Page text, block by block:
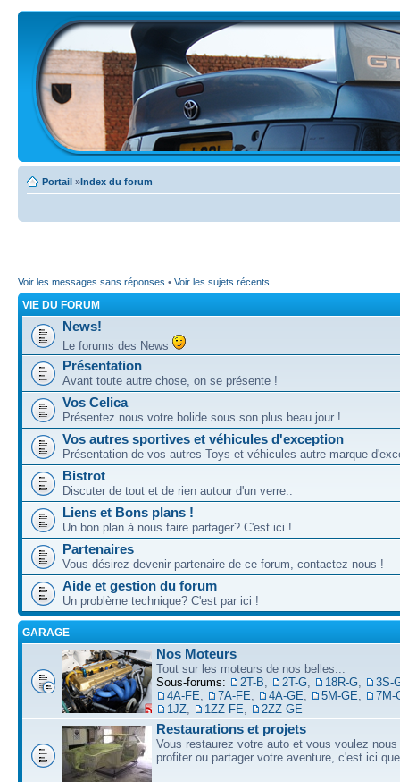
Portail »Index du forum
Voir les messages sans réponses • Voir les sujets récents
VIE DU FORUM
News!
Le forums des News
Présentation
Avant toute autre chose, on se présente !
Vos Celica
Présentez nous votre bolide sous son plus beau jour !
Vos autres sportives et véhicules d'exception
Présentation de vos autres Toys et véhicules autre marque
Bistrot
Discuter de tout et de rien autour d'un verre..
Liens et Bons plans !
Un bon plan à nous faire partager? C'est ici !
Partenaires
Vous désirez devenir partenaire de ce forum, contactez nous !
Aide et gestion du forum
Un problème technique? C'est par ici !
GARAGE
Nos Moteurs
Tout sur les moteurs de nos belles...
Sous-forums:
2T-B 2T-G 18R-G
3S-
4A-FE
7A-FE 4A-GE 5M-GE
7M-
1JZ
1ZZ-FE 2ZZ-GE
Restaurations et projets
Vous restaurez votre auto et vous voulez nous
profiter ou partager votre aventure, c'est ici